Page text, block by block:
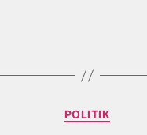
Kategorier
POLITIK